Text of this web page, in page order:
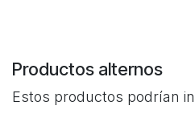
Productos alternos
Estos productos podrían